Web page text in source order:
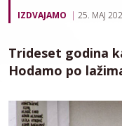
IZDVAJAMO 25. MAJ
Trideset godina
Hodamo po